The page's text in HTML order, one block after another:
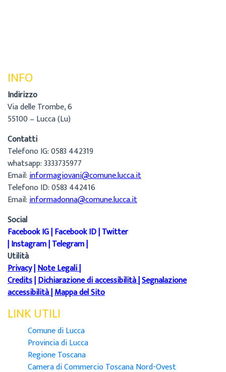
INFO
Indirizzo
Via delle Trombe, 6
55100 – Lucca (Lu)
Contatti
Telefono IG: 0583 442319
whatsapp: 3333735977
Email:informagiovani@comune.lucca.it
Telefono ID: 0583 442416
Email:informadonna@comune.lucca.it
Social
Facebook IG|Facebook ID|Twitter
|Instagram|Telegram|
Utilità
Privacy|Note Legali|
Credits|Dichiarazione di accessibilità|Segnalazione
accessibilità|Mappa del Sito
LINK UTILI
Comune di Lucca
Provincia di Lucca
Regione Toscana
Camera di Commercio Toscana Nord-Ovest